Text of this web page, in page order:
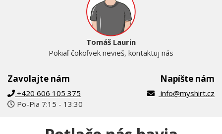
Zavolajte nám
+420 606 105 375
Po-Pia 7:15 - 13:30
Tomáš Laurin
Pokiaľ čokoľvek nevieš, kontaktuj nás
Napíšte nám
info@myshirt.cz